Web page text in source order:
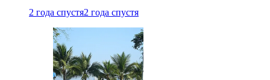
2 года спустя2 года спустя